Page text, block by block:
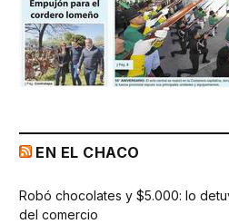
EN EL CHACO
Robó chocolates y $5.000: lo
del comercio